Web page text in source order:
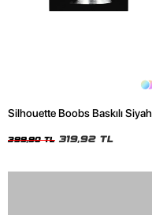
Silhouette Boobs Baskılı Siyah
399,90 TL 319,92 TL